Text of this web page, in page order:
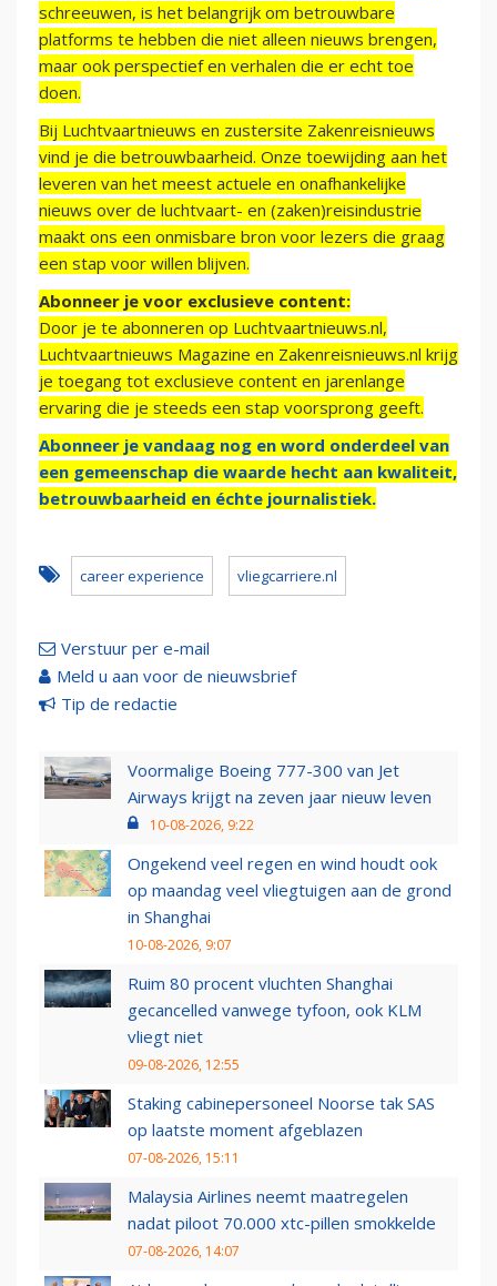
schreeuwen, is het belangrijk om betrouwbare
platforms te hebben die niet alleen nieuws brengen,
maar ook perspectief en verhalen die er echt toe
doen.
Bij Luchtvaartnieuws en zustersite Zakenreisnieuws
vind je die betrouwbaarheid. Onze toewijding aan het
leveren van het meest actuele en onafhankelijke
nieuws over de luchtvaart- en (zaken)reisindustrie
maakt ons een onmisbare bron voor lezers die graag
een stap voor willen blijven.
Abonneer je voor exclusieve content:
Door je te abonneren op Luchtvaartnieuws.nl,
Luchtvaartnieuws Magazine en Zakenreisnieuws.nl krijg
je toegang tot exclusieve content en jarenlange
ervaring die je steeds een stap voorsprong geeft.
Abonneer je vandaag nog en word onderdeel van
een gemeenschap die waarde hecht aan kwaliteit,
betrouwbaarheid en échte journalistiek.
career experience vliegcarriere.nl
Verstuur per e-mail
Meld u aan voor de nieuwsbrief
Tip de redactie
Voormalige Boeing 777-300 van Jet
Airways krijgt na zeven jaar nieuw leven
10-08-2026, 9:22
Ongekend veel regen en wind houdt ook
op maandag veel vliegtuigen aan de grond
in Shanghai
10-08-2026, 9:07
Ruim 80 procent vluchten Shanghai
gecancelled vanwege tyfoon, ook KLM
vliegt niet
09-08-2026, 12:55
Staking cabinepersoneel Noorse tak SAS
op laatste moment afgeblazen
07-08-2026, 15:11
Malaysia Airlines neemt maatregelen
nadat piloot 70.000 xtc-pillen smokkelde
07-08-2026, 14:07